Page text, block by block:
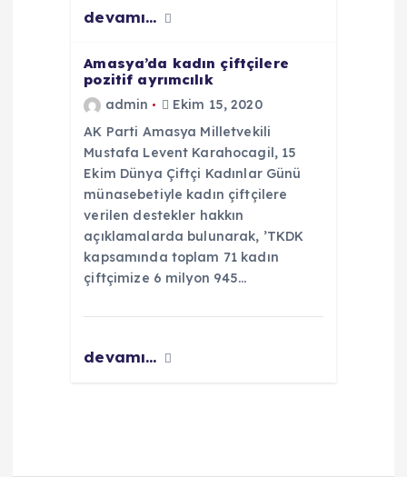
devamı...
Amasya’da kadın çiftçilere
pozitif ayrımcılık
admin
Ekim 15, 2020
AK Parti Amasya Milletvekili
Mustafa Levent Karahocagil, 15
Ekim Dünya Çiftçi Kadınlar Günü
münasebetiyle kadın çiftçilere
verilen destekler hakkın
açıklamalarda bulunarak, ’TKDK
kapsamında toplam 71 kadın
çiftçimize 6 milyon 945…
devamı...